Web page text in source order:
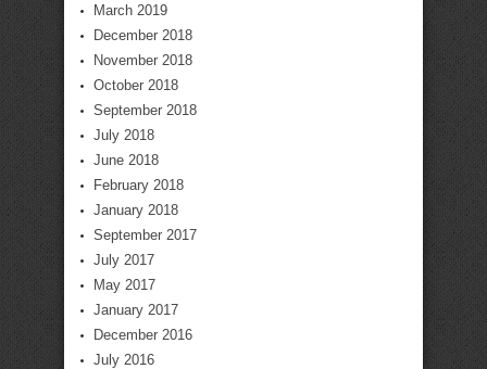
March 2019
December 2018
November 2018
October 2018
September 2018
July 2018
June 2018
February 2018
January 2018
September 2017
July 2017
May 2017
January 2017
December 2016
July 2016